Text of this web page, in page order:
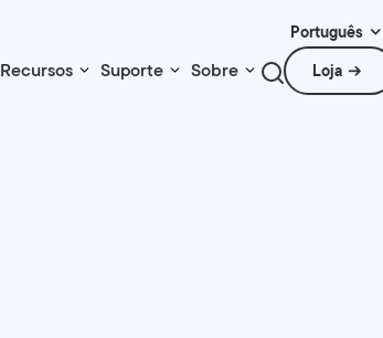
Português
Recursos Suporte Sobre Loja